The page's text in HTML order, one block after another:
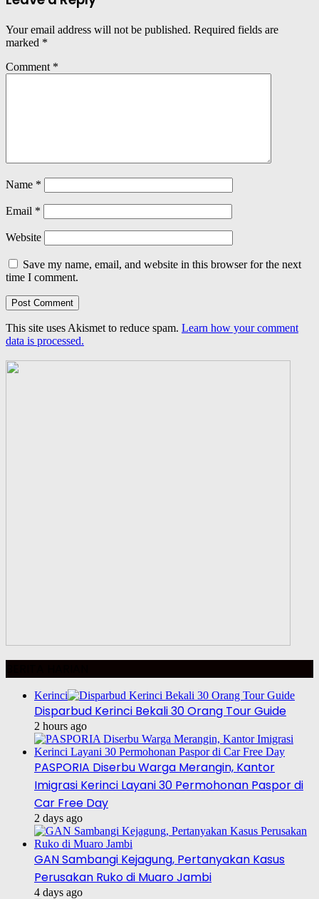
Your email address will not be published. Required fields are
marked *
Comment *
Name *
Email *
Website
Save my name, email, and website in this browser for the next
time I comment.
This site uses Akismet to reduce spam. Learn how your comment
data is processed.
Kerinci
Disparbud Kerinci Bekali 30 Orang Tour Guide
2 hours ago
PASPORIA Diserbu Warga Merangin, Kantor
Imigrasi Kerinci Layani 30 Permohonan Paspor di
Car Free Day
2 days ago
GAN Sambangi Kejagung, Pertanyakan Kasus
Perusakan Ruko di Muaro Jambi
4 days ago